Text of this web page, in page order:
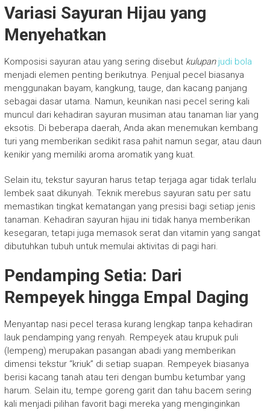
Variasi Sayuran Hijau yang
Menyehatkan
Komposisi sayuran atau yang sering disebut kulupan judi bola
menjadi elemen penting berikutnya. Penjual pecel biasanya
menggunakan bayam, kangkung, tauge, dan kacang panjang
sebagai dasar utama. Namun, keunikan nasi pecel sering kali
muncul dari kehadiran sayuran musiman atau tanaman liar yang
eksotis. Di beberapa daerah, Anda akan menemukan kembang
turi yang memberikan sedikit rasa pahit namun segar, atau daun
kenikir yang memiliki aroma aromatik yang kuat.
Selain itu, tekstur sayuran harus tetap terjaga agar tidak terlalu
lembek saat dikunyah. Teknik merebus sayuran satu per satu
memastikan tingkat kematangan yang presisi bagi setiap jenis
tanaman. Kehadiran sayuran hijau ini tidak hanya memberikan
kesegaran, tetapi juga memasok serat dan vitamin yang sangat
dibutuhkan tubuh untuk memulai aktivitas di pagi hari.
Pendamping Setia: Dari
Rempeyek hingga Empal Daging
Menyantap nasi pecel terasa kurang lengkap tanpa kehadiran
lauk pendamping yang renyah. Rempeyek atau krupuk puli
(lempeng) merupakan pasangan abadi yang memberikan
dimensi tekstur “kriuk” di setiap suapan. Rempeyek biasanya
berisi kacang tanah atau teri dengan bumbu ketumbar yang
harum. Selain itu, tempe goreng garit dan tahu bacem sering
kali menjadi pilihan favorit bagi mereka yang menginginkan